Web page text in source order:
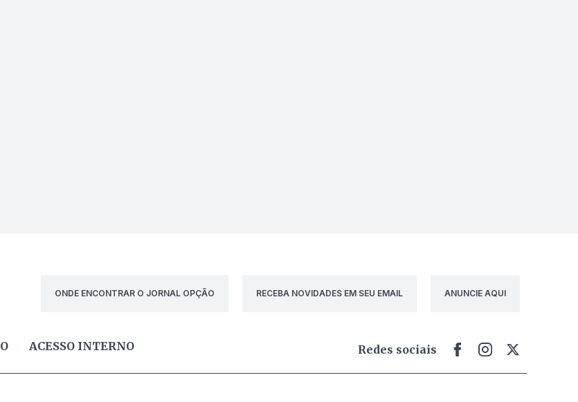
ONDE ENCONTRAR O JORNAL OPÇÃO
RECEBA NOVIDADES EM SEU EMAIL ANUNCIE AQUI
ACESSO INTERNO Redes sociais